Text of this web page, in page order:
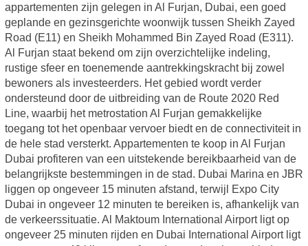
appartementen zijn gelegen in Al Furjan, Dubai, een goed
geplande en gezinsgerichte woonwijk tussen Sheikh Zayed
Road (E11) en Sheikh Mohammed Bin Zayed Road (E311).
Al Furjan staat bekend om zijn overzichtelijke indeling,
rustige sfeer en toenemende aantrekkingskracht bij zowel
bewoners als investeerders. Het gebied wordt verder
ondersteund door de uitbreiding van de Route 2020 Red
Line, waarbij het metrostation Al Furjan gemakkelijke
toegang tot het openbaar vervoer biedt en de connectiviteit in
de hele stad versterkt. Appartementen te koop in Al Furjan
Dubai profiteren van een uitstekende bereikbaarheid van de
belangrijkste bestemmingen in de stad. Dubai Marina en JBR
liggen op ongeveer 15 minuten afstand, terwijl Expo City
Dubai in ongeveer 12 minuten te bereiken is, afhankelijk van
de verkeerssituatie. Al Maktoum International Airport ligt op
ongeveer 25 minuten rijden en Dubai International Airport ligt